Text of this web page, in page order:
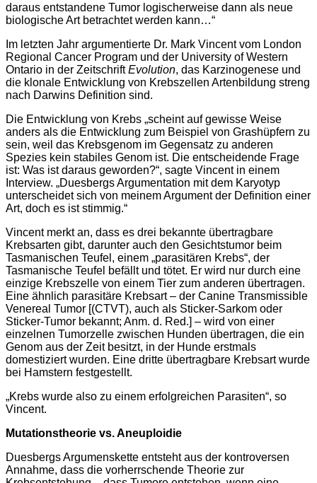
daraus entstandene Tumor logischerweise dann als neue
biologische Art betrachtet werden kann…“
Im letzten Jahr argumentierte Dr. Mark Vincent vom London
Regional Cancer Program und der University of Western
Ontario in der ZeitschriftEvolution, das Karzinogenese und
die klonale Entwicklung von Krebszellen Artenbildung streng
nach Darwins Definition sind.
Die Entwicklung von Krebs „scheint auf gewisse Weise
anders als die Entwicklung zum Beispiel von Grashüpfern zu
sein, weil das Krebsgenom im Gegensatz zu anderen
Spezies kein stabiles Genom ist. Die entscheidende Frage
ist: Was ist daraus geworden?“, sagte Vincent in einem
Interview. „Duesbergs Argumentation mit dem Karyotyp
unterscheidet sich von meinem Argument der Definition einer
Art, doch es ist stimmig.“
Vincent merkt an, dass es drei bekannte übertragbare
Krebsarten gibt, darunter auch den Gesichtstumor beim
Tasmanischen Teufel, einem „parasitären Krebs“, der
Tasmanische Teufel befällt und tötet. Er wird nur durch eine
einzige Krebszelle von einem Tier zum anderen übertragen.
Eine ähnlich parasitäre Krebsart – der Canine Transmissible
Venereal Tumor [(CTVT), auch als Sticker-Sarkom oder
Sticker-Tumor bekannt; Anm. d. Red.] – wird von einer
einzelnen Tumorzelle zwischen Hunden übertragen, die ein
Genom aus der Zeit besitzt, in der Hunde erstmals
domestiziert wurden. Eine dritte übertragbare Krebsart wurde
bei Hamstern festgestellt.
„Krebs wurde also zu einem erfolgreichen Parasiten“, so
Vincent.
Mutationstheorie vs. Aneuploidie
Duesbergs Argumenskette entsteht aus der kontroversen
Annahme, dass die vorherrschende Theorie zur